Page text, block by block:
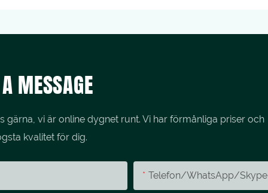
A MESSAGE
vi är online dygnet runt. Vi har förmånliga priser och
kvalitet för dig.
Telefon/whatsApp/skype